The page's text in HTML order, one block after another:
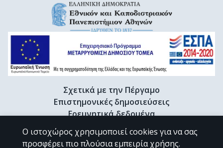
Σχετικά με την Πέργαμο
Επιστημονικές δημοσιεύσεις
Ερευνητικά δεδομένα
Διδακτορικές διατριβές & Γκρίζα βιβλιογραφία
Προφίλ Ερευνητή
Ο ιστοχώρος χρησιμοποιεί cookies για να σας
προσφέρει πιο πλούσια εμπειρία χρήσης.